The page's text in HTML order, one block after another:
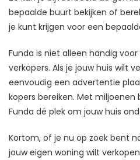
bepaalde buurt bekijken of
je kunt krijgen voor een
Funda is niet alleen handig
verkopers. Als je jouw huis wilt
eenvoudig een advertentie
kopers bereiken. Met miljoenen
Funda dé plek om jouw huis
Kortom, of je nu op zoek bent
jouw eigen woning wilt